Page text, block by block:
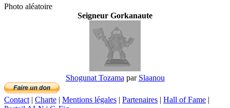
Photo aléatoire
Seigneur Gorkanaute
Shogunat Tozama par Slaanou
Contact | Charte | Mentions légales | Partenaires | Hall of Fame |